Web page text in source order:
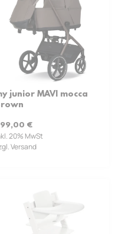
junior MAVI mocca
€
20% MwSt
Versand